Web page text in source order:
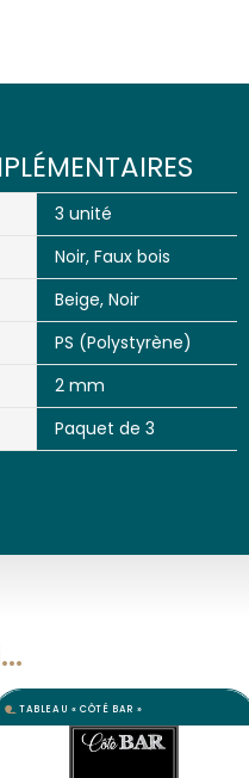
3 unité
Noir, Faux bois
Beige, Noir
PS (Polystyrène)
2 mm
Paquet de 3
TABLEAU « CÔTÉ BAR »